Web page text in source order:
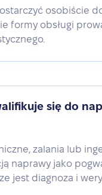
osobiście
formy obsługi
się do
zalania lub
naprawy jako
jest diagnoza i